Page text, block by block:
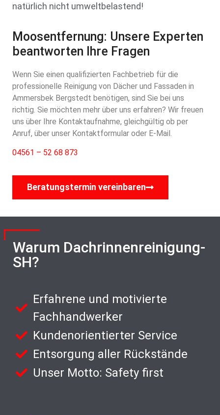
natürlich nicht umweltbelastend!
Moosentfernung: Unsere Experten
beantworten Ihre Fragen
Wenn Sie einen qualifizierten Fachbetrieb für die
professionelle Reinigung von Dächer und Fassaden in
Ammersbek Bergstedt benötigen, sind Sie bei uns
richtig. Sie möchten mehr über uns erfahren? Wir freuen
uns über Ihre Kontaktaufnahme, gleichgültig ob per
Anruf, über unser Kontaktformular oder E-Mail.
04561 – 52 68 873
Beratungstermin vereinbaren
Warum Dachrinnenreinigung-
SH?
Erfahrene und motivierte
Fachhandwerker
Kundenorientierter Service
Entsorgung aller Rückstände
Unser Motto: Safety first